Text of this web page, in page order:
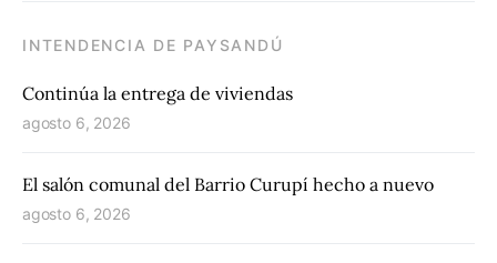
INTENDENCIA DE PAYSANDÚ
Continúa la entrega de viviendas
agosto 6, 2026
El salón comunal del Barrio Curupí hecho a nuevo
agosto 6, 2026